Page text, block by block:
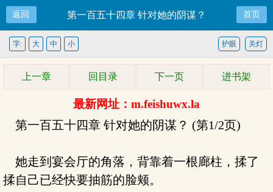
返回 第一百五十四章 针对她的阴谋？ 首页
关灯
护眼
字: 大 中 小
上一章 回目录 下一页 进书架
最新网址：m.feishuwx.la
第一百五十四章 针对她的阴谋？ (第1/2页)
她走到宴会厅的角落，背靠着一根廊柱，揉了
揉自己已经快要抽筋的脸颊。